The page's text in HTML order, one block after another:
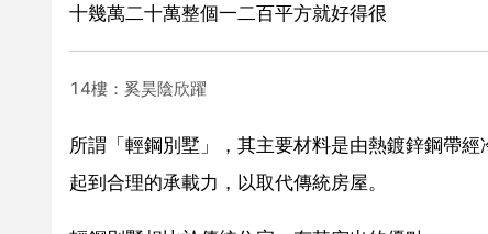
十幾萬二十萬整個一二百平方就好得很
14樓：奚昊陰欣躍
所謂「輕鋼別墅」，其主要材料是由熱鍍鋅鋼帶
起到合理的承載力，以取代傳統房屋。